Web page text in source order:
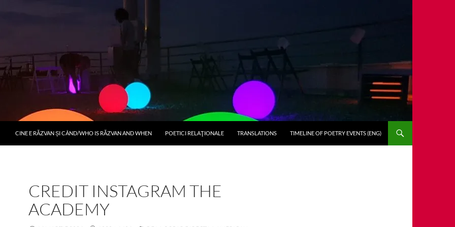
CINE E RĂZVAN ȘI CÂND/WHO IS RĂZVAN AND WHEN POETICI RELAŢIONALE TRANSLATIONS TIMELINE OF POETRY EVENTS (ENG)
CREDIT INSTAGRAM THE
ACADEMY